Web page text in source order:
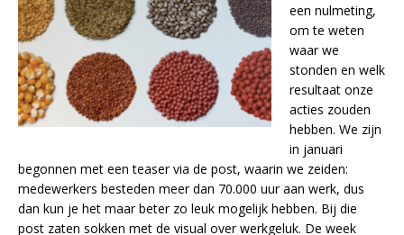
een nulmeting,
om te weten
waar we
stonden en welk
resultaat onze
acties zouden
hebben. We zijn
in januari
begonnen met een teaser via de post, waarin we zeiden:
medewerkers besteden meer dan 70.000 uur aan werk, dus
dan kun je het maar beter zo leuk mogelijk hebben. Bij die
post zaten sokken met de visual over werkgeluk. De week